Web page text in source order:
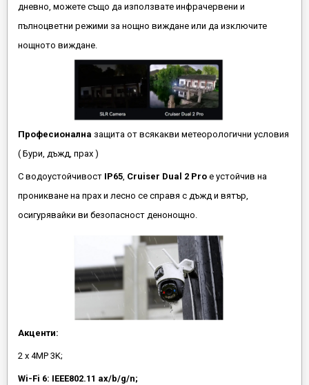
дневно, можете също да използвате инфрачервени и
пълноцветни режими за нощно виждане или да изключите
нощното виждане.
Професионална защита от всякакви метеорологични условия
( Бури, дъжд, прах )
С водоустойчивост IP65 Cruiser Dual 2 Pro е устойчив на
проникване на прах и лесно се справя с дъжд и вятър,
осигурявайки ви безопасност денонощно.
Акценти:
2 x 4MP 3K;
Wi-Fi 6: IEEE802.11 ax/b/g/n;